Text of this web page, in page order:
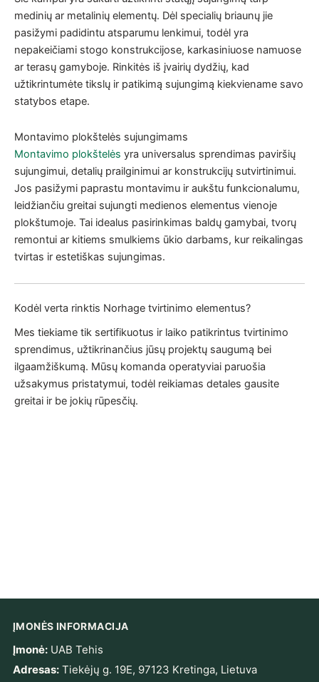
medinių ar metalinių elementų. Dėl specialių briaunų jie
pasižymi padidintu atsparumu lenkimui, todėl yra
nepakeičiami stogo konstrukcijose, karkasiniuose namuose
ar terasų gamyboje. Rinkitės iš įvairių dydžių, kad
užtikrintumėte tikslų ir patikimą sujungimą kiekviename savo
statybos etape.
Montavimo plokštelės sujungimams
Montavimo plokštelės yra universalus sprendimas paviršių
sujungimui, detalių prailginimui ar konstrukcijų sutvirtinimui.
Jos pasižymi paprastu montavimu ir aukštu funkcionalumu,
leidžiančiu greitai sujungti medienos elementus vienoje
plokštumoje. Tai idealus pasirinkimas baldų gamybai, tvorų
remontui ar kitiems smulkiems ūkio darbams, kur reikalingas
tvirtas ir estetiškas sujungimas.
Kodėl verta rinktis Norhage tvirtinimo elementus?
Mes tiekiame tik sertifikuotus ir laiko patikrintus tvirtinimo
sprendimus, užtikrinančius jūsų projektų saugumą bei
ilgaamžiškumą. Mūsų komanda operatyviai paruošia
užsakymus pristatymui, todėl reikiamas detales gausite
greitai ir be jokių rūpesčių.
ĮMONĖS INFORMACIJA
Įmonė:UAB Tehis
Adresas:Tiekėjų g. 19E, 97123 Kretinga, Lietuva